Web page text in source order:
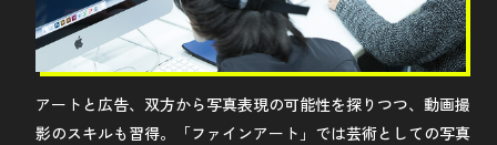
アートと広告、双方から写真表現の可能性を探りつつ、動画撮
影のスキルも習得。「ファインアート」では芸術としての写真